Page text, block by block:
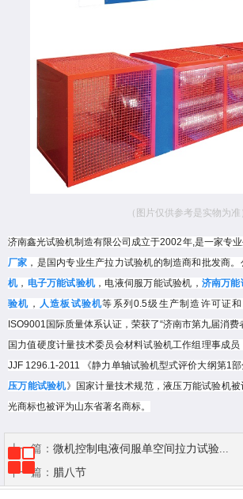
（图片仅供参考是实物为准
济南鑫光试验机制造有限公司成立于2002年, 是一家专
厂家 ，是国内专业生产拉力试验机的制造商和批发商。
机， 电子万能试验机，电液伺服万能试验机， 济南万能
验机 ， 人造板试验机等系列0.5级生产制造许可证
ISO9001 国际质量体系认证，荣获了“济南市第九届消费
国力值硬度计量技术委员会材料试验机工作组理事成
JJF 1296.1-2011
《静力单轴试验机型式评价大纲第1
压万能试验机》国家计量技术规范，液压万能试验机被
光商标也被评为山东省著名商标。
上一篇： 微机控制电液伺服单空间拉力试验...
下一篇： 腊八节